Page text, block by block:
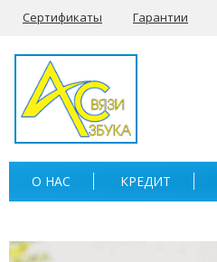
Сертификаты Гарантии
О НАС КРЕДИТ